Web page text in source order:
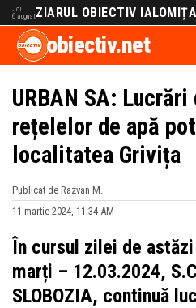
Joi
6 augustZIARUL OBIECTIV IALOMIȚA
obiectiv.net
URBAN SA:
rețelelor de apă
localitatea Grivița
Publicat de Razvan M.
11 martie 2024, 11:34 AM
În cursul zilei de
marți – 12.03.2024,
SLOBOZIA, continuă